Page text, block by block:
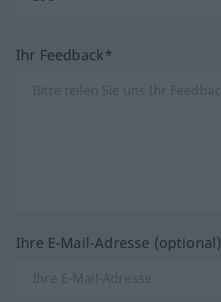
Ihr Feedback*
Ihre E-Mail-Adresse (optional)